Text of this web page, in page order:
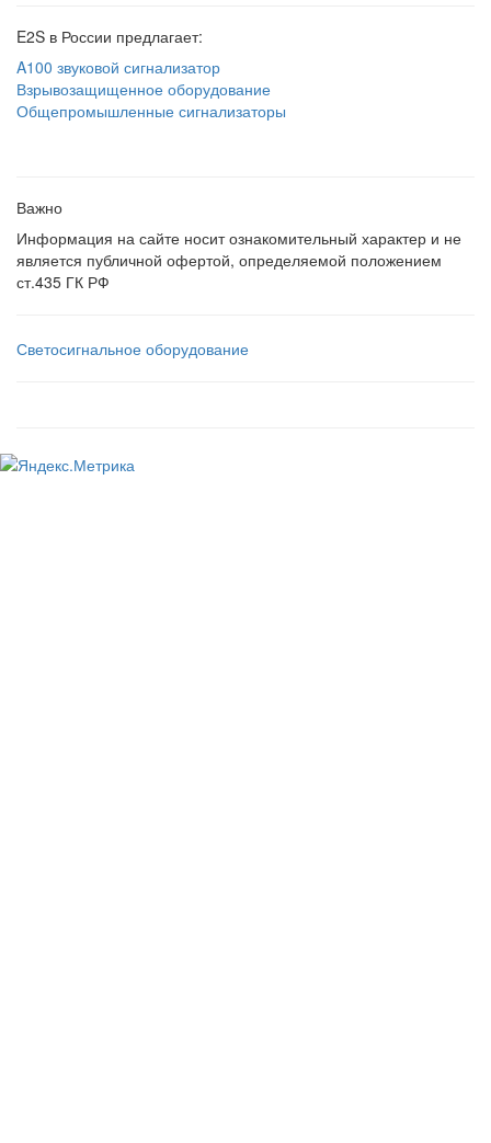
E2S в России предлагает:
A100 звуковой сигнализатор
Взрывозащищенное оборудование
Общепромышленные сигнализаторы
Важно
Информация на сайте носит ознакомительный характер и не
является публичной офертой, определяемой положением
ст.435 ГК РФ
Светосигнальное оборудование